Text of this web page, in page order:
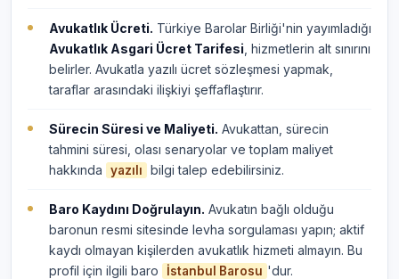
Avukatlık Ücreti. Türkiye Barolar Birliği'nin yayımladığı
Avukatlık Asgari Ücret Tarifesi , hizmetlerin alt sınırını
belirler. Avukatla yazılı ücret sözleşmesi yapmak,
taraflar arasındaki ilişkiyi şeffaflaştırır.
Sürecin Süresi ve Maliyeti. Avukattan, sürecin
tahmini süresi, olası senaryolar ve toplam maliyet
hakkında
yazılı bilgi talep edebilirsiniz.
Baro Kaydını Doğrulayın. Avukatın bağlı olduğu
baronun resmi sitesinde levha sorgulaması yapın; aktif
kaydı olmayan kişilerden avukatlık hizmeti almayın. Bu
profil için ilgili baro
İstanbul Barosu 'dur.